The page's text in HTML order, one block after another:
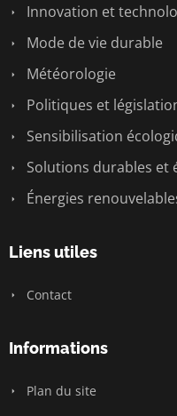
Innovation et
Mode de vie durable
Météorologie
Politiques et
Sensibilisation
Solutions durables et
Énergies
Liens utiles
Contact
Informations
Plan du site